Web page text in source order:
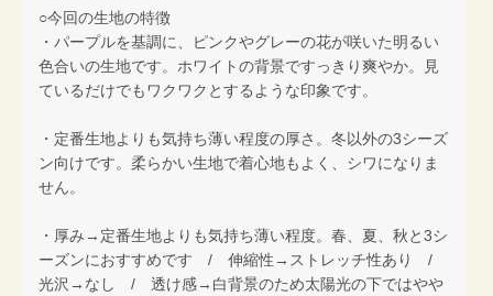
○今回の生地の特徴
・パープルを基調に、ピンクやグレーの花が咲いた明るい
色合いの生地です。ホワイトの背景ですっきり爽やか。見
ているだけでもワクワクとするような印象です。
・定番生地よりも気持ち薄い程度の厚さ。冬以外の3シーズ
ン向けです。柔らかい生地で着心地もよく、シワになりま
せん。
・厚み→定番生地よりも気持ち薄い程度。春、夏、秋と3シ
ーズンにおすすめです / 伸縮性→ストレッチ性あり /
光沢→なし / 透け感→白背景のため太陽光の下ではやや